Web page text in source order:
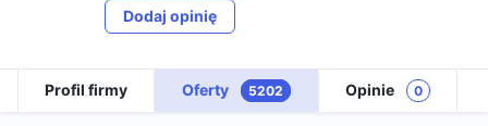
Dodaj opinię
Profil firmy Oferty 5202 Opinie 0